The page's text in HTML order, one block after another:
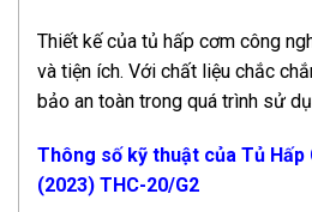
Thiết kế của tủ hấp cơm công
và tiện ích. Với chất liệu chắc
bảo an toàn trong quá trình sử
Thông số kỹ thuật của Tủ Hấp
(2023) THC-20/G2